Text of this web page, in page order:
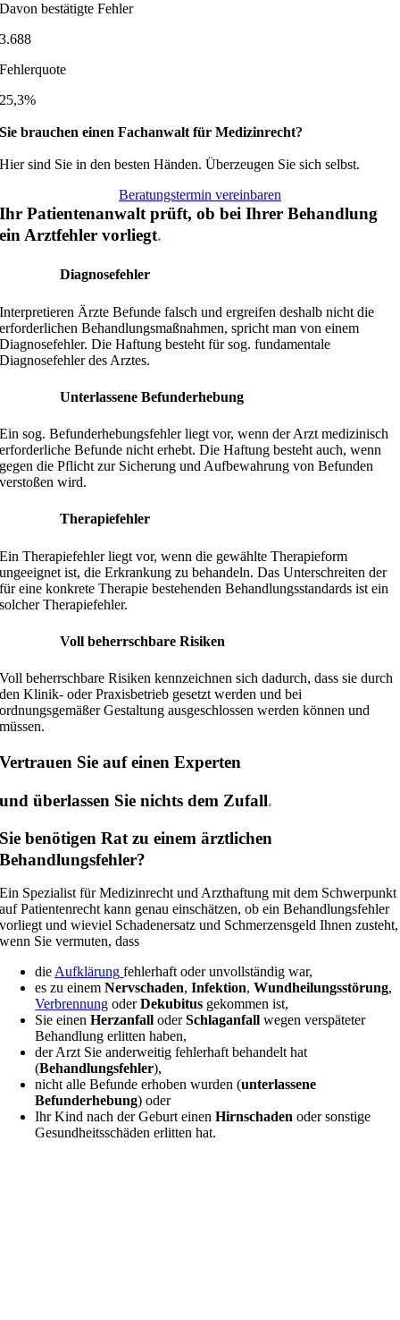
Davon bestätigte Fehler
3.688
Fehlerquote
25,3%
Sie brauchen einen Fachanwalt für Medizinrecht?
Hier sind Sie in den besten Händen.Überzeugen Sie sich selbst.
Beratungstermin vereinbaren
Ihr Patientenanwalt prüft, ob bei Ihrer Behandlung
ein Arztfehler vorliegt.
Diagnosefehler
Interpretieren Ärzte Befunde falsch und ergreifen deshalb nicht die
erforderlichen Behandlungsmaßnahmen, spricht man von einem
Diagnosefehler. Die Haftung besteht für sog. fundamentale
Diagnosefehler des Arztes.
Unterlassene Befunderhebung
Ein sog. Befunderhebungsfehler liegt vor, wenn der Arzt medizinisch
erforderliche Befunde nicht erhebt. Die Haftung besteht auch, wenn
gegen die Pflicht zur Sicherung und Aufbewahrung von Befunden
verstoßen wird.
Therapiefehler
Ein Therapiefehler liegt vor, wenn die gewählte Therapieform
ungeeignet ist, die Erkrankung zu behandeln. Das Unterschreiten der
für eine konkrete Therapie bestehenden Behandlungsstandards ist ein
solcher Therapiefehler.
Voll beherrschbare Risiken
Voll beherrschbare Risiken kennzeichnen sich dadurch, dass sie durch
den Klinik- oder Praxisbetrieb gesetzt werden und bei
ordnungsgemäßer Gestaltung ausgeschlossen werden können und
müssen.
Vertrauen Sie auf einen Experten
und überlassen Sie nichts dem Zufall.
Sie benötigen Rat zu einem ärztlichen
Behandlungsfehler?
Ein Spezialist für Medizinrecht und Arzthaftung mit dem Schwerpunkt
auf Patientenrecht kann genau einschätzen, ob ein Behandlungsfehler
vorliegt und wieviel Schadenersatz und Schmerzensgeld Ihnen zusteht,
wenn Sie vermuten, dass
die Aufklärung fehlerhaft oder unvollständig war,
es zu einemNervschaden,Infektion,Wundheilungsstörung,
Verbrennung oderDekubitus gekommen ist,
Sie einenHerzanfall oderSchlaganfall wegen verspäteter
Behandlung erlitten haben,
der Arzt Sie anderweitig fehlerhaft behandelt hat
(Behandlungsfehler),
nicht alle Befunde erhoben wurden (unterlassene
Befunderhebung) oder
Ihr Kind nach der Geburt einenHirnschaden oder sonstige
Gesundheitsschäden erlitten hat.